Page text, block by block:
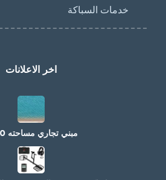
خدمات السباكة
اخر الاعلانات
مبني تجاري مساحته 1100